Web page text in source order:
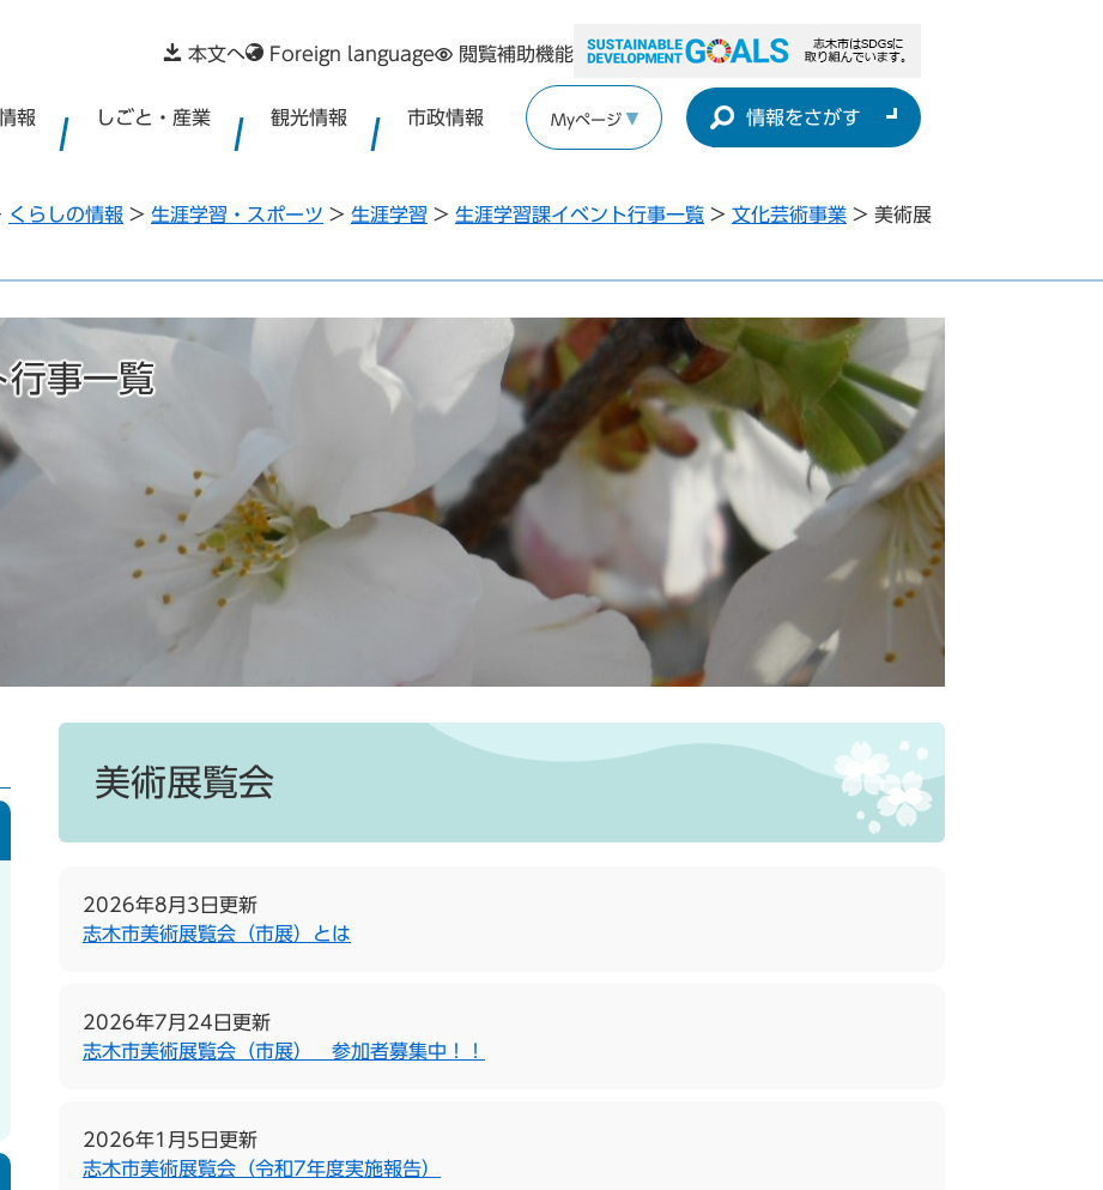
本文へ Foreign language 閲覧補助機能
報 しごと・産業 観光情報 市政情報 Myページ 情報をさがす
くらしの情報 > 生涯学習・スポーツ > 生涯学習 > 生涯学習課イベント行事一覧 > 文化芸術事業 > 美術展
行事一覧
美術展覧会
2026年8月3日更新
志木市美術展覧会（市展）とは
2026年7月24日更新
志木市美術展覧会（市展） 参加者募集中！！
2026年1月5日更新
志木市美術展覧会（令和7年度実施報告）